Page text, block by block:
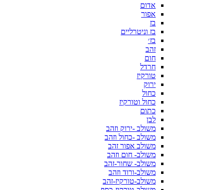
אדום
אפור
בז
בז וניטרליים
בז׳
זהב
חום
חרדל
טורקיז
ירוק
כחול
כחול וטורקיז
כתום
לבן
משולב -ירוק וזהב
משולב -כחול וזהב
משולב אפור זהב
משולב- חום וזהב
משולב- שחור-זהב
משולב-ורוד וזהב
משולב-טורקיז-זהב